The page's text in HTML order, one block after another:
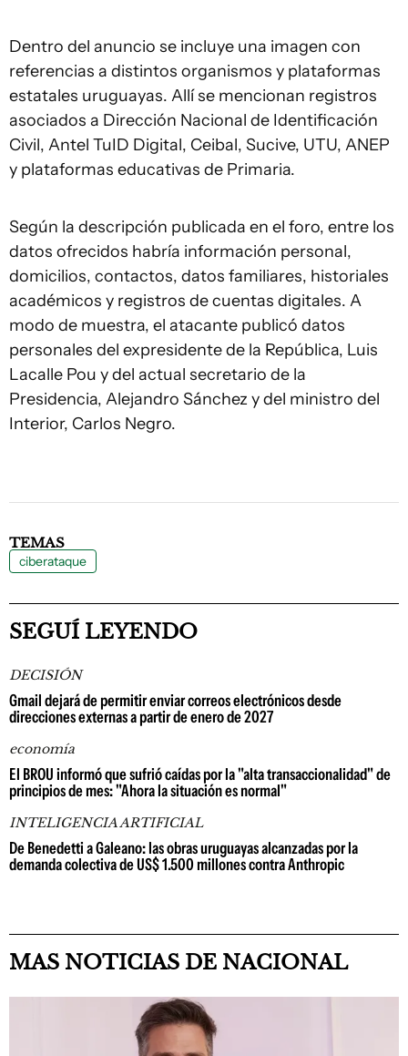
Dentro del anuncio se incluye una imagen con
referencias a distintos organismos y plataformas
estatales uruguayas. Allí se mencionan registros
asociados a Dirección Nacional de Identificación
Civil, Antel TuID Digital, Ceibal, Sucive, UTU, ANEP
y plataformas educativas de Primaria.
Según la descripción publicada en el foro, entre los
datos ofrecidos habría información personal,
domicilios, contactos, datos familiares, historiales
académicos y registros de cuentas digitales. A
modo de muestra, el atacante publicó datos
personales del expresidente de la República, Luis
Lacalle Pou y del actual secretario de la
Presidencia, Alejandro Sánchez y del ministro del
Interior, Carlos Negro.
TEMAS
ciberataque
SEGUÍ LEYENDO
DECISIÓN
Gmail dejará de permitir enviar correos electrónicos desde
direcciones externas a partir de enero de 2027
economía
El BROU informó que sufrió caídas por la "alta transaccionalidad" de
principios de mes: "Ahora la situación es normal"
INTELIGENCIA ARTIFICIAL
De Benedetti a Galeano: las obras uruguayas alcanzadas por la
demanda colectiva de US$ 1.500 millones contra Anthropic
MAS NOTICIAS DE NACIONAL